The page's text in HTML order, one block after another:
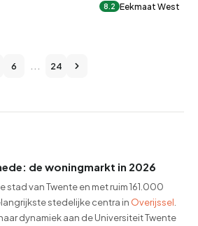
8.2 Eekmaat West
6 ... 24
de woningmarkt in 2026
van Twente en met ruim 161.000
stedelijke centra in Overijssel
dynamiek aan de Universiteit Twente